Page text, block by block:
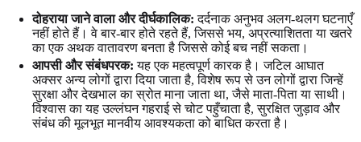
दोहराया जाने वाला और दीर्घकालिक: दर्दनाक अनुभव अलग-थलग घटनाएँ
नहीं होते हैं। वे बार-बार होते रहते हैं, जिससे भय, अप्रत्याशितता या खतरे
का एक अथक वातावरण बनता है जिससे कोई बच नहीं सकता।
आपसी और संबंधपरक: यह एक महत्वपूर्ण कारक है। जटिल आघात
अक्सर अन्य लोगों द्वारा दिया जाता है, विशेष रूप से उन लोगों द्वारा जिन्हें
सुरक्षा और देखभाल का स्रोत माना जाता था, जैसे माता-पिता या साथी।
विश्वास का यह उल्लंघन गहराई से चोट पहुँचाता है, सुरक्षित जुड़ाव और
संबंध की मूलभूत मानवीय आवश्यकता को बाधित करता है।